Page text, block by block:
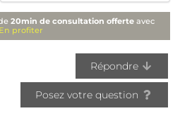
20min de consultation offerte avec
En profiter
Répondre
Posez votre question